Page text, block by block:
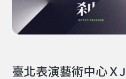
臺北表演藝術中心Ｘ